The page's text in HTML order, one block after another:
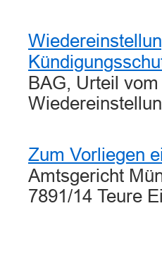
BAG, Urteil
Zum Vorliegen
Amtsgericht
7891/14 Teure